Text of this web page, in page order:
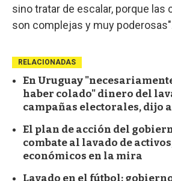
sino tratar de escalar, porque las
son complejas y muy
RELACIONADAS
En Uruguay
haber colado" dinero del
campañas electorales, dijo
El plan de acción del
combate al lavado de
económicos en la mira
Lavado en el fútbol: